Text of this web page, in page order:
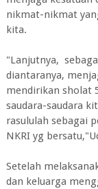
nikmat-nikmat
kita.
"Lanjutnya,
diantaranya,
mendirikan sholat
saudara-saudara
rasululah sebagai
NKRI yg
Setelah
dan keluarga